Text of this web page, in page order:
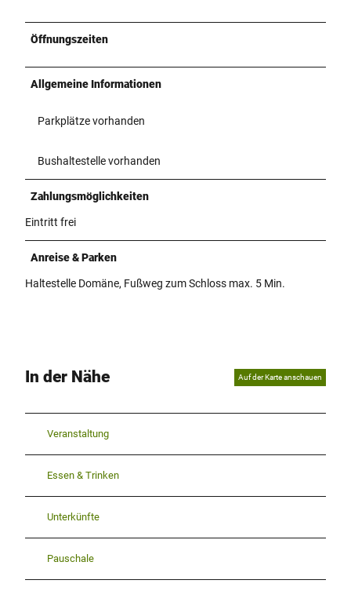
Öffnungszeiten
Allgemeine Informationen
Parkplätze vorhanden
Bushaltestelle vorhanden
Zahlungsmöglichkeiten
Eintritt frei
Anreise & Parken
Haltestelle Domäne, Fußweg zum Schloss max. 5 Min.
In der Nähe Auf der Karte anschauen
Veranstaltung
Essen & Trinken
Unterkünfte
Pauschale